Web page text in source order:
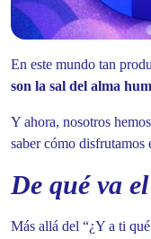
En este mundo tan
son la sal del alma
Y ahora, nosotros
saber cómo disfrutamos
De qué va
Más allá del “¿Y a ti